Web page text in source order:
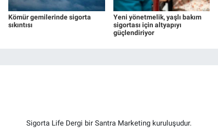
Kömür gemilerinde sigorta
sıkıntısı
Yeni yönetmelik, yaşlı bakım
sigortası için altyapıyı
güçlendiriyor
Sigorta Life Dergi bir Santra Marketing kuruluşudur.